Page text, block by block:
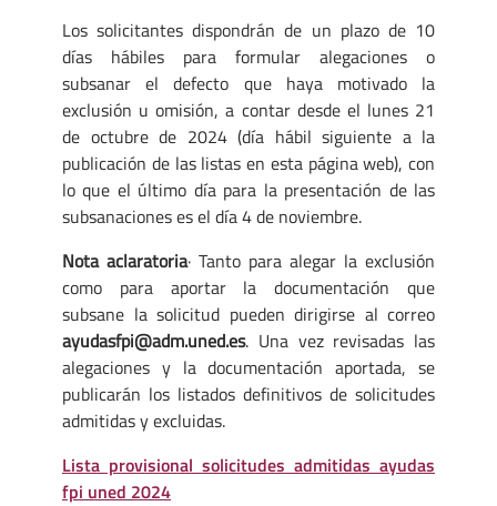
Los solicitantes dispondrán de un plazo de 10
días hábiles para formular alegaciones o
subsanar el defecto que haya motivado la
exclusión u omisión, a contar desde el lunes 21
de octubre de 2024 (día hábil siguiente a la
publicación de las listas en esta página web), con
lo que el último día para la presentación de las
subsanaciones es el día 4 de noviembre.
Nota aclaratoria· Tanto para alegar la exclusión
como para aportar la documentación que
subsane la solicitud pueden dirigirse al correo
ayudasfpi@adm.uned.es. Una vez revisadas las
alegaciones y la documentación aportada, se
publicarán los listados definitivos de solicitudes
admitidas y excluidas.
Lista provisional solicitudes admitidas ayudas
fpi uned 2024